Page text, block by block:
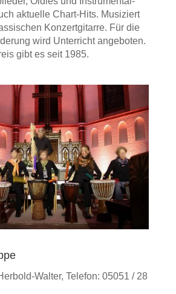
aktuelle Chart-Hits. Musiziert
Konzert­gitarre. Für die
wird Unterricht angeboten.
gibt es seit 1985.
Walter, Telefon: 05051 / 28